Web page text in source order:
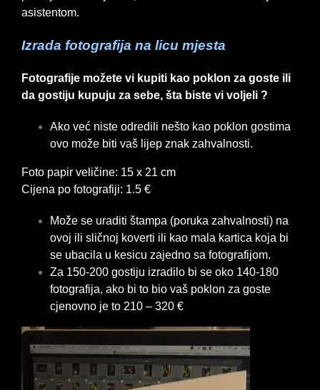
asistentom.
Izrada fotografija na licu mjesta
Fotografije možete vi kupiti kao poklon za goste ili
da gostiju kupuju za sebe, šta biste vi voljeli ?
Ako već niste odredili nešto kao poklon gostima
ovo može biti vaš lijep znak zahvalnosti.
Foto papir veličine: 15 x 21 cm
Cijena po fotografiji: 1.5 €
Može se uraditi štampa (poruka zahvalnosti) na
ovoj ili sličnoj koverti ili kao mala kartica koja bi
se ubacila u kesicu zajedno sa fotografijom.
Za 150-200 gostiju izradilo bi se oko 140-180
fotografija, ako bi to bio vaš poklon za goste
cjenovno je to 210 – 320 €
Video
Player